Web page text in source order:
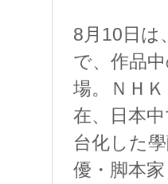
8月10日は
で、作品
場。ＮＨ
在、日本
台化した
優・脚本